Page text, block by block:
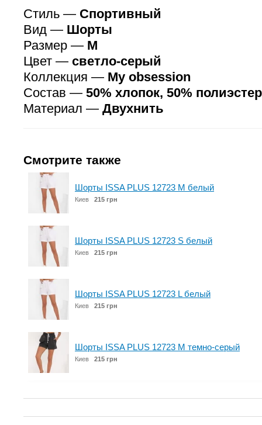
Стиль — Спортивный
Вид — Шорты
Размер — M
Цвет — светло-серый
Коллекция — My obsession
Состав — 50% хлопок, 50% полиэстер
Материал — Двухнить
Смотрите также
Шорты ISSA PLUS 12723 M белый
Киев 215 грн
Шорты ISSA PLUS 12723 S белый
Киев 215 грн
Шорты ISSA PLUS 12723 L белый
Киев 215 грн
Шорты ISSA PLUS 12723 M темно-серый
Киев 215 грн